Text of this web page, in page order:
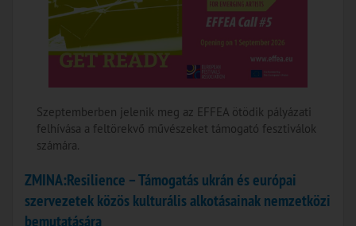
Szeptemberben jelenik meg az EFFEA ötödik pályázati
felhívása a feltörekvő művészeket támogató fesztiválok
számára.
ZMINA:Resilience – Támogatás ukrán és európai
szervezetek közös kulturális alkotásainak nemzetközi
bemutatására